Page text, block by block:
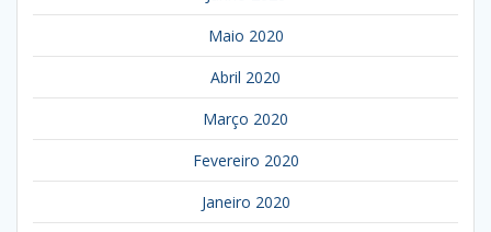
Maio 2020
Abril 2020
Março 2020
Fevereiro 2020
Janeiro 2020